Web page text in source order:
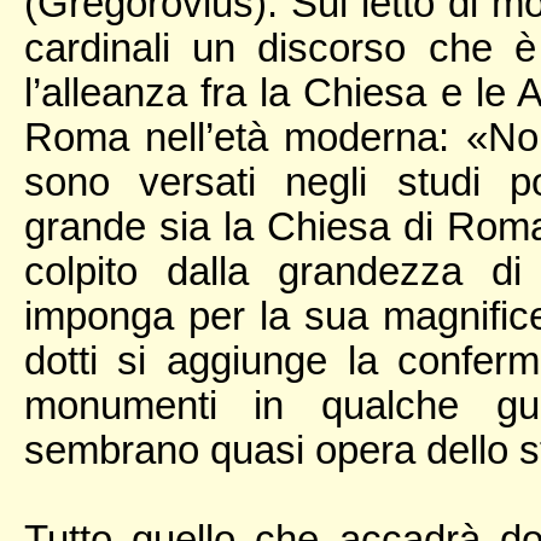
cardinali un discorso che
l’alleanza fra la Chiesa e le
Roma nell’età moderna:
sono versati negli studi
grande sia la Chiesa di
colpito dalla grandezza
imponga per la sua
dotti si aggiunge la
monumenti in qualche
sembrano quasi opera dello